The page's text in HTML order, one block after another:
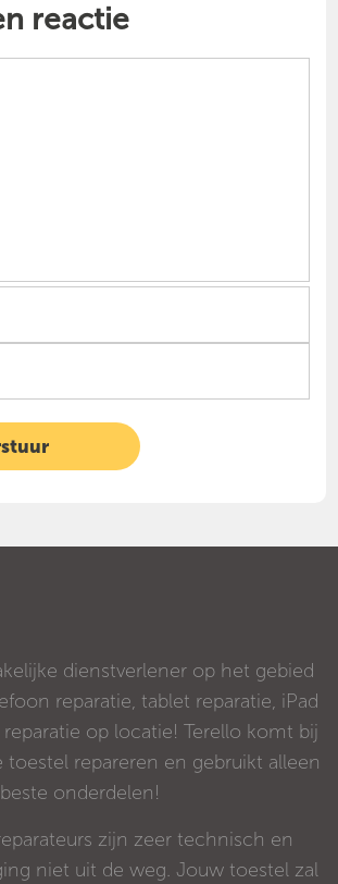
reactie
dienstverlener op het gebied
reparatie, tablet reparatie, iPad
reparatie op locatie! Terello komt bij
repareren en gebruikt alleen
onderdelen!
zijn zeer technisch en
niet uit de weg. Jouw toestel zal